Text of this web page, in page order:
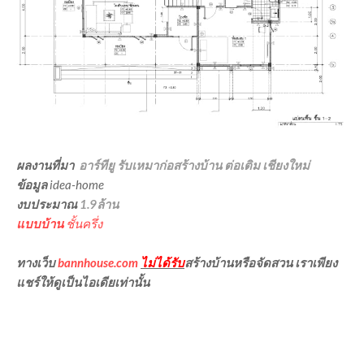
ผลงานที่มา อาร์ทียู รับเหมาก่อสร้างบ้าน ต่อเติม เชียงใหม่
ข้อมูล idea-home
งบประมาณ 1.9ล้าน
แบบบ้าน ชั้นครึ่ง
ทางเว็บbannhouse.com ไม่ได้รับสร้างบ้านหรือจัดสวน เราเพียง
แชร์ให้ดูเป็นไอเดียเท่านั้น